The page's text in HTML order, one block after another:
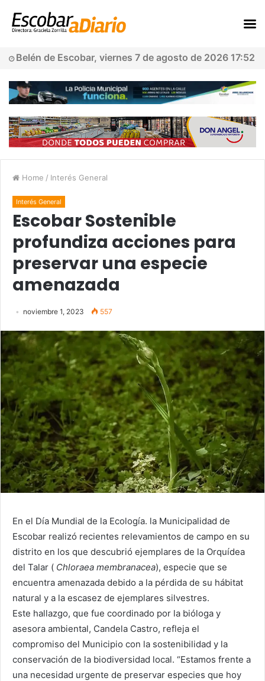
Belén de Escobar, viernes 7 de agosto de 2026 17:52
Home / Interés General
Interés General
Escobar Sostenible
profundiza acciones para
preservar una especie
amenazada
noviembre 1, 2023 557
En el Día Mundial de la Ecología. la Municipalidad de
Escobar realizó recientes relevamientos de campo en su
distrito en los que descubrió ejemplares de la Orquídea
del Talar ( Chloraea membranacea), especie que se
encuentra amenazada debido a la pérdida de su hábitat
natural y a la escasez de ejemplares silvestres.
Este hallazgo, que fue coordinado por la bióloga y
asesora ambiental, Candela Castro, refleja el
compromiso del Municipio con la sostenibilidad y la
conservación de la biodiversidad local. “Estamos frente a
una necesidad urgente de preservar especies que hoy